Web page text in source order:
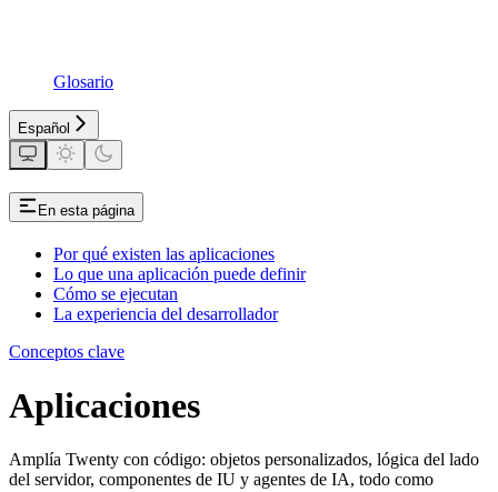
Glosario
Español
En esta página
Por qué existen las aplicaciones
Lo que una aplicación puede definir
Cómo se ejecutan
La experiencia del desarrollador
Conceptos clave
Aplicaciones
Amplía Twenty con código: objetos personalizados, lógica del lado
del servidor, componentes de IU y agentes de IA, todo como